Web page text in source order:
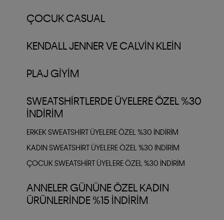
ÇOCUK CASUAL
KENDALL JENNER VE CALVIN KLEIN
PLAJ GIYIM
SWEATSHIRTLERDE ÜYELERE ÖZEL %30
İNDIRIM
ERKEK SWEATSHIRT ÜYELERE ÖZEL %30 İNDIRIM
KADIN SWEATSHIRT ÜYELERE ÖZEL %30 İNDIRIM
ÇOCUK SWEATSHIRT ÜYELERE ÖZEL %30 İNDIRIM
ANNELER GÜNÜNE ÖZEL KADIN
ÜRÜNLERINDE %15 İNDIRIM